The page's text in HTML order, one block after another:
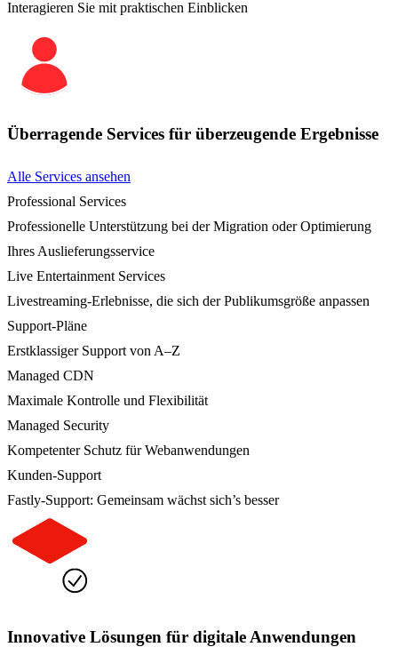
Interagieren Sie mit praktischen Einblicken
Überragende Services für überzeugende Ergebnisse
Alle Services ansehen
Professional Services
Professionelle Unterstützung bei der Migration oder Optimierung
Ihres Auslieferungsservice
Live Entertainment Services
Livestreaming-Erlebnisse, die sich der Publikumsgröße anpassen
Support-Pläne
Erstklassiger Support von A–Z
Managed CDN
Maximale Kontrolle und Flexibilität
Managed Security
Kompetenter Schutz für Webanwendungen
Kunden-Support
Fastly-Support: Gemeinsam wächst sich’s besser
Innovative Lösungen für digitale Anwendungen